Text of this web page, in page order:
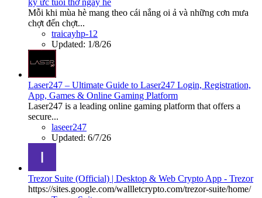
Mỗi khi mùa hè mang theo cái nắng oi ả và những cơn mưa
chợt đến chợt...
traicayhp-12
Updated: 1/8/26
Laser247 – Ultimate Guide to Laser247 Login, Registration,
App, Games & Online Gaming Platform
Laser247 is a leading online gaming platform that offers a
secure...
laseer247
Updated: 6/7/26
Trezor Suite (Official) | Desktop & Web Crypto App - Trezor
https://sites.google.com/wallletcrypto.com/trezor-suite/home/